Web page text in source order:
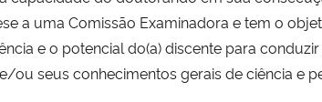
a uma Comissão Examinadora e tem o
e o potencial do(a) discente para
seus conhecimentos gerais de ciência e